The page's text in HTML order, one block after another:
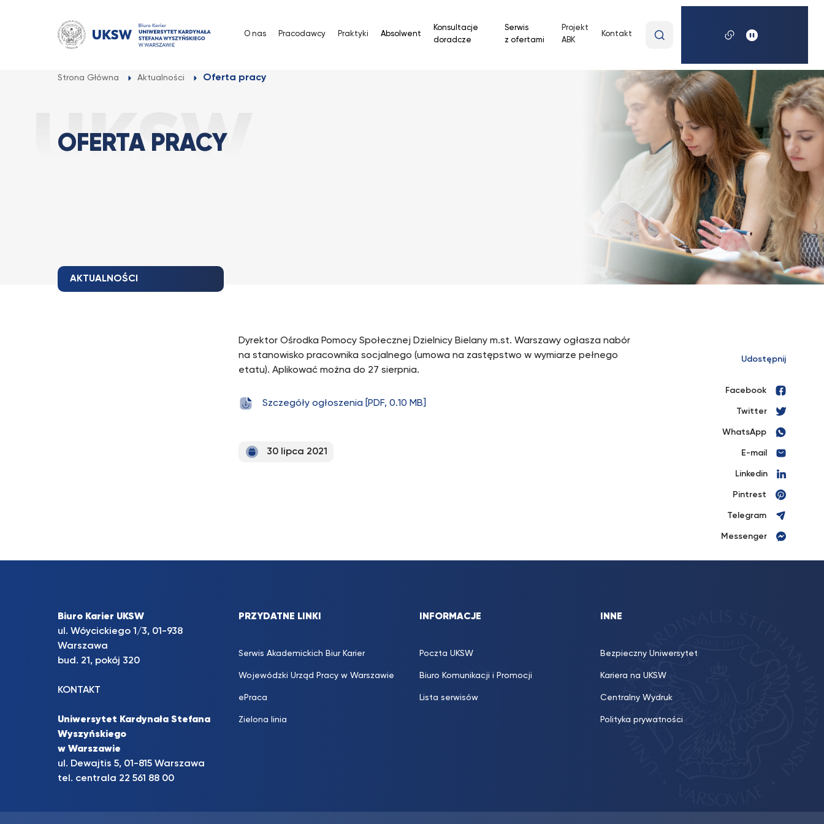
O nas Pracodawcy Praktyki Absolwent
Konsultacje
doradcze
Serwis
z ofertami
Projekt
ABK
Kontakt
wyszukiwaną
Strona Główna Aktualności Oferta pracy
OFERTA PRACY
AKTUALNOŚCI
Dyrektor Ośrodka Pomocy Społecznej Dzielnicy Bielany m.st. Warszawy ogłasza nabór
na stanowisko pracownika socjalnego (umowa na zastępstwo w wymiarze pełnego
etatu). Aplikować można do 27 sierpnia.
Szczegóły ogłoszenia [PDF, 0.10 MB]
30 lipca 2021
Udostępnij
Facebook
Twitter
WhatsApp
E-mail
Linkedin
Pintrest
Telegram
Messenger
Biuro Karier UKSW
ul. Wóycickiego 1/3, 01-938
Warszawa
bud. 21, pokój 320
KONTAKT
Uniwersytet Kardynała Stefana
Wyszyńskiego
w Warszawie
ul. Dewajtis 5, 01-815 Warszawa
tel. centrala 22 561 88 00
PRZYDATNE LINKI
Serwis Akademickich Biur Karier
Wojewódzki Urząd Pracy w Warszawie
ePraca
Zielona linia
INFORMACJE
Poczta UKSW
Biuro Komunikacji i Promocji
Lista serwisów
INNE
Bezpieczny Uniwersytet
Kariera na UKSW
Centralny Wydruk
Polityka prywatności